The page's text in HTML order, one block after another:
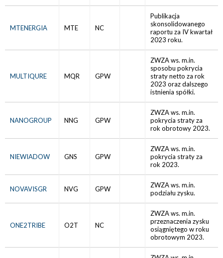
MTENERGIA MTE NC
Publikacja
skonsolidowanego
raportu za IV kwartał
2023 roku.
MULTIQURE MQR GPW
ZWZA ws. m.in.
sposobu pokrycia
straty netto za rok
2023 oraz dalszego
istnienia spółki.
NANOGROUP NNG GPW
ZWZA ws. m.in.
pokrycia straty za
rok obrotowy 2023.
NIEWIADOW GNS GPW
ZWZA ws. m.in.
pokrycia straty za
rok 2023.
NOVAVISGR NVG GPW
ZWZA ws. m.in.
podziału zysku.
ONE2TRIBE O2T NC
ZWZA ws. m.in.
przeznaczenia zysku
osiągniętego w roku
obrotowym 2023.